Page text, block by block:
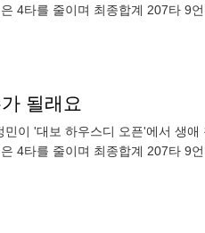
4타를 줄이며 최종합계 207타 9
될래요
이 '대보 하우스디 오픈'에서 생
4타를 줄이며 최종합계 207타 9